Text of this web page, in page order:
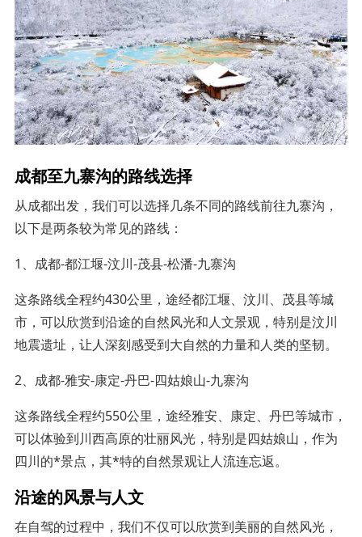
成都至九寨沟的路线选择
从成都出发，我们可以选择几条不同的路线前往九寨沟，
以下是两条较为常见的路线：
1、成都-都江堰-汶川-茂县-松潘-九寨沟
这条路线全程约430公里，途经都江堰、汶川、茂县等城
市，可以欣赏到沿途的自然风光和人文景观，特别是汶川
地震遗址，让人深刻感受到大自然的力量和人类的坚韧。
2、成都-雅安-康定-丹巴-四姑娘山-九寨沟
这条路线全程约550公里，途经雅安、康定、丹巴等城市，
可以体验到川西高原的壮丽风光，特别是四姑娘山，作为
四川的*景点，其*特的自然景观让人流连忘返。
沿途的风景与人文
在自驾的过程中，我们不仅可以欣赏到美丽的自然风光，